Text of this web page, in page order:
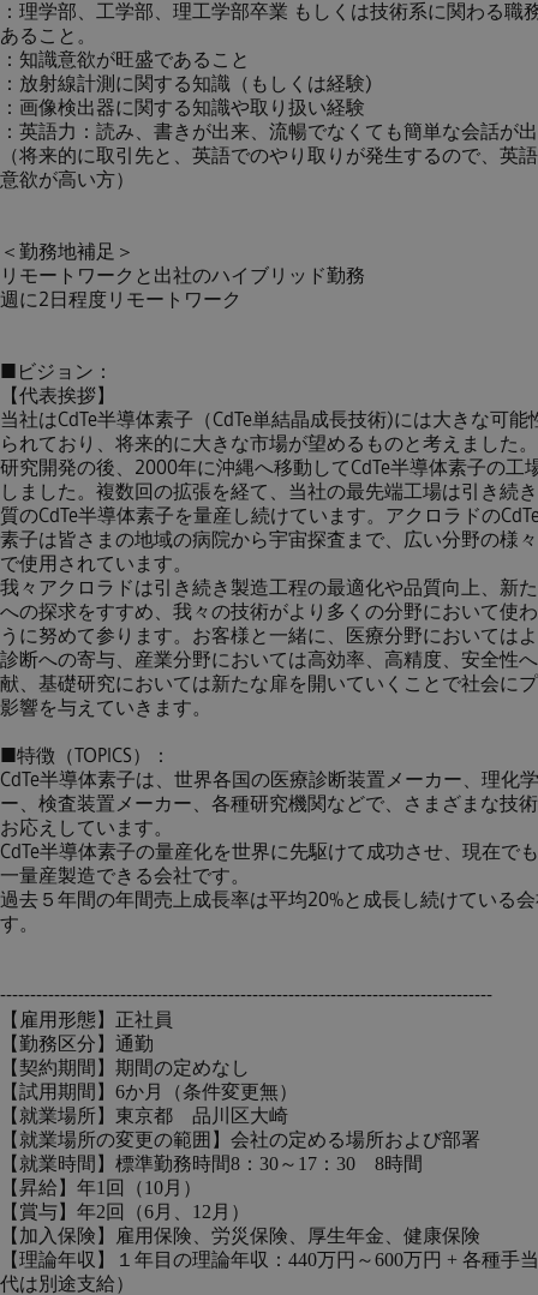
：理学部、工学部、理工学部卒業 もしくは技術系に関わる職
あること。
：知識意欲が旺盛であること
：放射線計測に関する知識（もしくは経験)
：画像検出器に関する知識や取り扱い経験
：英語力：読み、書きが出来、流暢でなくても簡単な会話が
（将来的に取引先と、英語でのやり取りが発生するので、英
意欲が高い方）
＜勤務地補足＞
リモートワークと出社のハイブリッド勤務
週に2日程度リモートワーク
■ビジョン：
【代表挨拶】
当社はCdTe半導体素子（CdTe単結晶成長技術)には大きな可能
られており、将来的に大きな市場が望めるものと考えました
研究開発の後、2000年に沖縄へ移動してCdTe半導体素子の工
しました。複数回の拡張を経て、当社の最先端工場は引き続
質のCdTe半導体素子を量産し続けています。アクロラドの
素子は皆さまの地域の病院から宇宙探査まで、広い分野の様
で使用されています。
我々アクロラドは引き続き製造工程の最適化や品質向上、新
への探求をすすめ、我々の技術がより多くの分野において使
うに努めて参ります。お客様と一緒に、医療分野においては
診断への寄与、産業分野においては高効率、高精度、安全性
献、基礎研究においては新たな扉を開いていくことで社会に
影響を与えていきます。
■特徴（TOPICS）：
CdTe半導体素子は、世界各国の医療診断装置メーカー、理化
ー、検査装置メーカー、各種研究機関などで、さまざまな技
お応えしています。
CdTe半導体素子の量産化を世界に先駆けて成功させ、現在で
一量産製造できる会社です。
過去５年間の年間売上成長率は平均20%と成長し続けている
す。
----------------------------------------------------------------------------------
【雇用形態】正社員
【勤務区分】通勤
【契約期間】期間の定めなし
【試用期間】6か月（条件変更無）
【就業場所】東京都 品川区大崎
【就業場所の変更の範囲】会社の定める場所および部署
【就業時間】標準勤務時間8：30～17：30 8時間
【昇給】年1回（10月）
【賞与】年2回（6月、12月）
【加入保険】雇用保険、労災保険、厚生年金、健康保険
【理論年収】１年目の理論年収：440万円 ～600万円 + 各種手
代は別途支給）